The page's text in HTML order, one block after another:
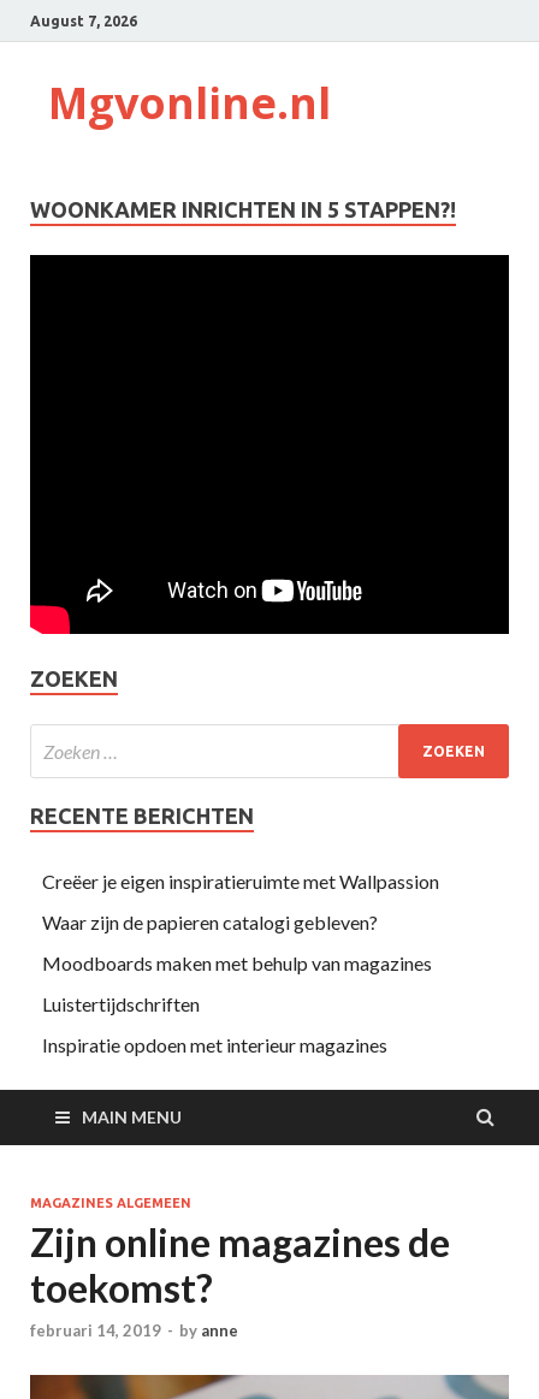
August 7, 2026
Mgvonline.nl
WOONKAMER INRICHTEN IN 5 STAPPEN?!
ZOEKEN
RECENTE BERICHTEN
Creëer je eigen inspiratieruimte met Wallpassion
Waar zijn de papieren catalogi gebleven?
Moodboards maken met behulp van magazines
Luistertijdschriften
Inspiratie opdoen met interieur magazines
MAIN MENU
MAGAZINES ALGEMEEN
Zijn online magazines de
toekomst?
februari 14, 2019 - by anne